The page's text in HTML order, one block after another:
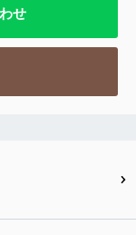
せ